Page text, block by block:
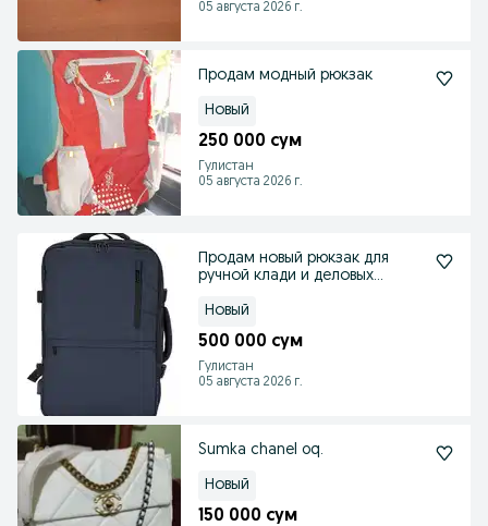
05 августа 2026 г.
Продам модный рюкзак
Новый
250 000 сум
Гулистан
05 августа 2026 г.
Продам новый рюкзак для
ручной клади и деловых
Новый
500 000 сум
Гулистан
05 августа 2026 г.
Sumka chanel oq.
Новый
150 000 сум